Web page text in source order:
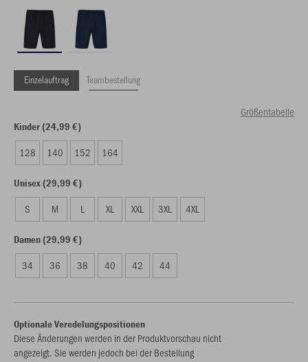
Einzelauftrag Teambestellung
Größentabelle
Kinder (24,99 €)
128 140 152 164
Unisex (29,99 €)
S M L XL XXL 3XL 4XL
Damen (29,99 €)
34 36 38 40 42 44
Optionale Veredelungspositionen
Diese Änderungen werden in der Produktvorschau nicht
angezeigt. Sie werden jedoch bei der Bestellung